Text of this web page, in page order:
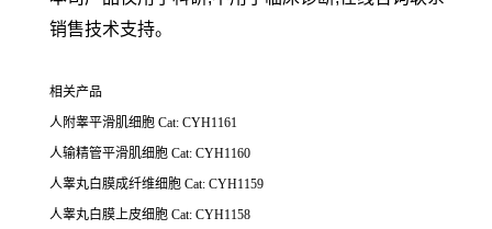
销售技术支持。
相关产品
人附睾平滑肌细胞 Cat: CYH1161
人输精管平滑肌细胞 Cat: CYH1160
人睾丸白膜成纤维细胞 Cat: CYH1159
人睾丸白膜上皮细胞 Cat: CYH1158